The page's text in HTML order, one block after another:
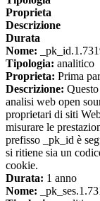
Proprieta
Descrizione
Durata
Nome:
Tipologia: analitico
Proprieta: Prima
Descrizione:
analisi web open
proprietari di siti
misurare le
prefisso _pk_id è
si ritiene sia un
cookie.
Durata: 1 anno
Nome: